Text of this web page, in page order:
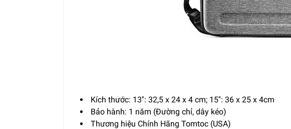
Kích thước: 13'': 32,5 x 24 x 4 cm; 15'': 36 x 25 x 4cm
Bảo hành: 1 năm (Đường chỉ, dây kéo)
Thương hiệu Chính Hãng Tomtoc (USA)